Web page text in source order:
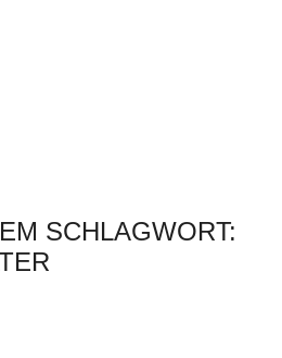
SCHLAGWORT: